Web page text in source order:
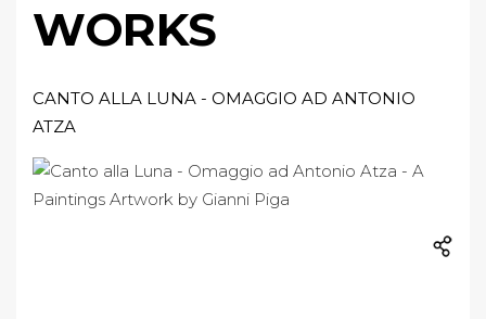
WORKS
CANTO ALLA LUNA - OMAGGIO AD ANTONIO
ATZA